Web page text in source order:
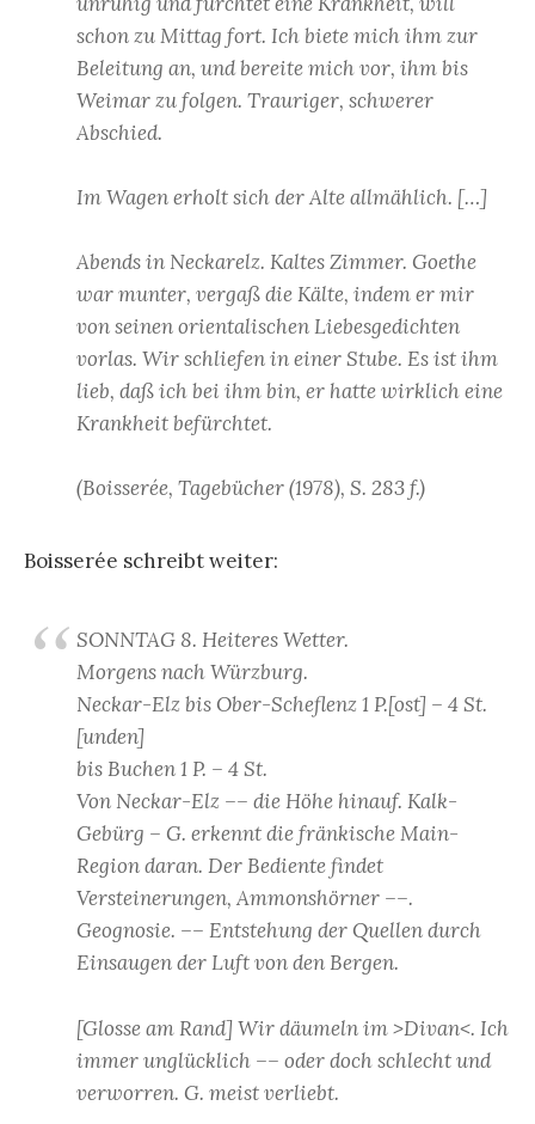
schon zu Mittag fort. Ich biete mich ihm zur
Beleitung an, und bereite mich vor, ihm bis
Weimar zu folgen. Trauriger, schwerer
Abschied.
Im Wagen erholt sich der Alte allmählich. […]
Abends in Neckarelz. Kaltes Zimmer. Goethe
war munter, vergaß die Kälte, indem er mir
von seinen orientalischen Liebesgedichten
vorlas. Wir schliefen in einer Stube. Es ist ihm
lieb, daß ich bei ihm bin, er hatte wirklich eine
Krankheit befürchtet.
(Boisserée, Tagebücher (1978), S. 283 f.)
Boisserée schreibt weiter:
SONNTAG 8. Heiteres Wetter.
Morgens nach Würzburg.
Neckar-Elz bis Ober-Scheflenz 1 P.[ost] – 4 St.
[unden]
bis Buchen 1 P. – 4 St.
Von Neckar-Elz –– die Höhe hinauf. Kalk-
Gebürg – G. erkennt die fränkische Main-
Region daran. Der Bediente findet
Versteinerungen, Ammonshörner ––.
Geognosie. –– Entstehung der Quellen durch
Einsaugen der Luft von den Bergen.
[Glosse am Rand] Wir däumeln im >Divan<. Ich
immer unglücklich –– oder doch schlecht und
verworren. G. meist verliebt.